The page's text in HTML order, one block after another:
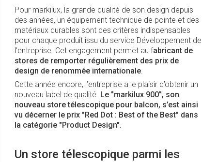
Pour markilux, la grande qualité de son design depuis
des années, un équipement technique de pointe et des
matériaux durables sont des critères indispensables
pour chaque produit issu du service Développement de
l’entreprise. Cet engagement permet au fabricant de
stores de remporter régulièrement des prix de
design de renommée internationale.
Cette année encore, l’entreprise a le plaisir d’obtenir un
nouveau label de qualité. Le "markilux 900", son
nouveau store télescopique pour balcon, s’est ainsi
vu décerner le prix "Red Dot : Best of the Best" dans
la catégorie "Product Design".
Un store télescopique parmi les